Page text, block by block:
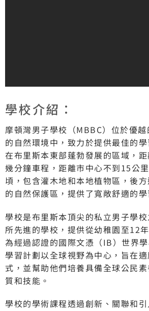
學校介紹：
摩頓灣男子學校（MBBC）位於優
的自然環境中，致力於提供最佳的
在布里斯本東部蓬勃發展的區域，
幾分鐘車程，距離市中心不到15公
頃，包含灌木地和本地植物區，後
的自然保護區，提供了寬敞舒適的學
學校是布里斯本頂尖的私立男子學
所先進的學校，提供從幼稚園至12
為經過認證的國際文憑（IB）世界
學習計劃以全球視野為中心，旨在
式，並幫助他們培養具備全球公民
質和技能。
學校的學術課程透過創新、關聯和